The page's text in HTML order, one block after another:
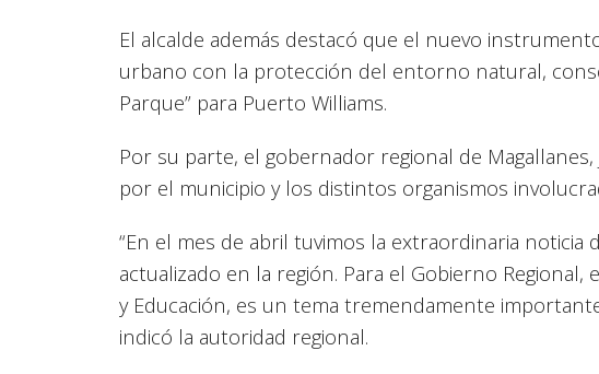
El alcalde además destacó que el nuevo
urbano con la protección del entorno natural,
Parque” para Puerto Williams.
Por su parte, el gobernador regional de
por el municipio y los distintos organismos
“En el mes de abril tuvimos la extraordinaria
actualizado en la región. Para el Gobierno Regional,
y Educación, es un tema tremendamente
indicó la autoridad regional.